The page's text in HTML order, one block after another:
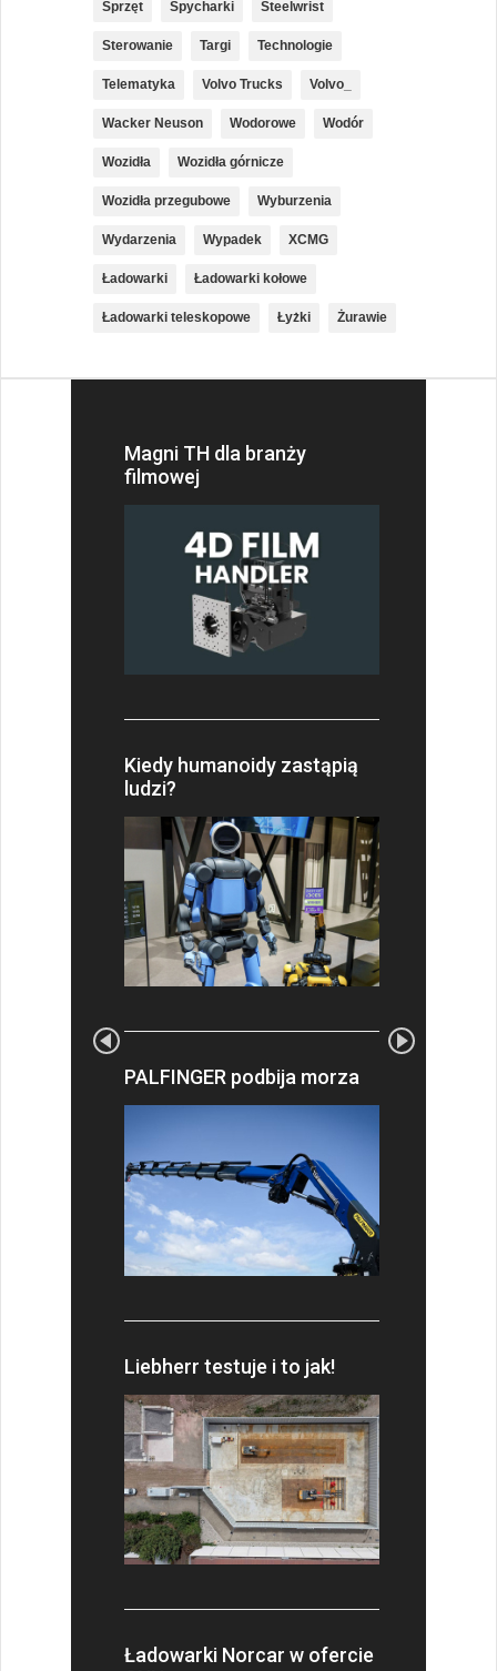
Sprzęt Spycharki Steelwrist
Sterowanie Targi Technologie
Telematyka Volvo Trucks Volvo_
Wacker Neuson Wodorowe Wodór
Wozidła Wozidła górnicze
Wozidła przegubowe Wyburzenia
Wydarzenia Wypadek XCMG
Ładowarki Ładowarki kołowe
Ładowarki teleskopowe Łyżki Żurawie
Magni TH dla branży
filmowej
Kiedy humanoidy zastąpią
ludzi?
PALFINGER podbija morza
Liebherr testuje i to jak!
Ładowarki Norcar w ofercie